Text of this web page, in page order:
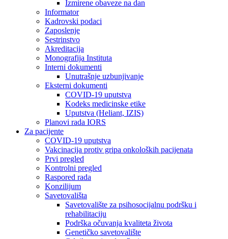
Izmirene obaveze na dan
Informator
Kadrovski podaci
Zaposlenje
Sestrinstvo
Akreditacija
Monografija Instituta
Interni dokumenti
Unutrašnje uzbunjivanje
Eksterni dokumenti
COVID-19 uputstva
Kodeks medicinske etike
Uputstva (Heliant, IZIS)
Planovi rada IORS
Za pacijente
COVID-19 uputstva
Vakcinacija protiv gripa onkoloških pacijenata
Prvi pregled
Kontrolni pregled
Raspored rada
Konzilijum
Savetovališta
Savetovalište za psihosocijalnu podršku i
rehabilitaciju
Podrška očuvanja kvaliteta života
Genetičko savetovalište